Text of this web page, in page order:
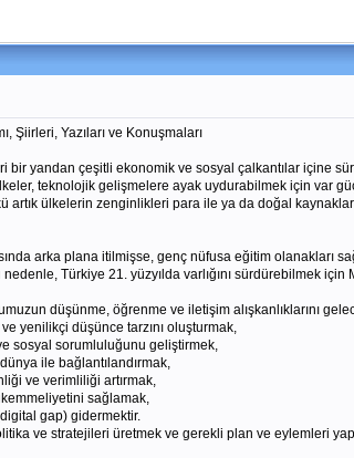
Şiirleri, Yazıları ve Konuşmaları
bir yandan çeşitli ekonomik ve sosyal çalkantılar içine
teknolojik gelişmelere ayak uydurabilmek için var
artık ülkelerin zenginlikleri para ile ya da doğal
arka plana itilmişse, genç nüfusa eğitim olanakları
Türkiye 21. yüzyılda varlığını sürdürebilmek
düşünme, öğrenme ve iletişim alışkanlıklarını
yenilikçi düşünce tarzını oluşturmak,
sosyal sorumluluğunu geliştirmek,
ile bağlantılandırmak,
ve verimliliği artırmak,
sağlamak,
gap) gidermektir.
ve stratejileri üretmek ve gerekli plan ve eylemleri